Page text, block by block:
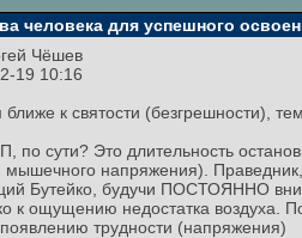
человека для успешного
Чёшев
19 10:16
ближе к святости (безгрешности),
по сути? Это длительность
мышечного напряжения).
Бутейко, будучи ПОСТОЯННО
к ощущению недостатка воздуха.
трудности (напряжения)